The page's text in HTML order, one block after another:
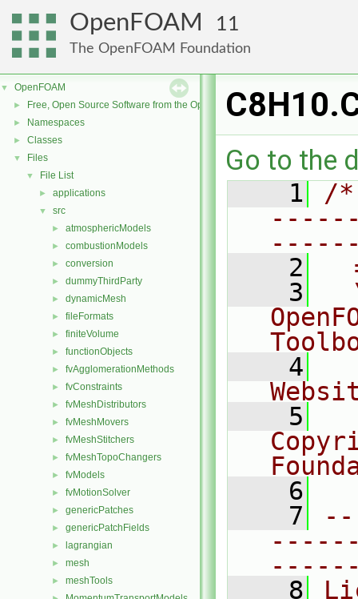
OpenFOAM 11
The OpenFOAM Foundation
▼ OpenFOAM
► Free, Open Source Software from the OpenFOAM Foundation
► Namespaces
► Classes
▼ Files
▼ File List
► applications
▼ src
► atmosphericModels
► combustionModels
► conversion
► dummyThirdParty
► dynamicMesh
► fileFormats
► finiteVolume
► functionObjects
► fvAgglomerationMethods
► fvConstraints
► fvMeshDistributors
► fvMeshMovers
► fvMeshStitchers
► fvMeshTopoChangers
► fvModels
► fvMotionSolver
► genericPatches
► genericPatchFields
► lagrangian
► mesh
► meshTools
Go to the
    1
/
    2
    3
    4
    5
    6
    7
    8